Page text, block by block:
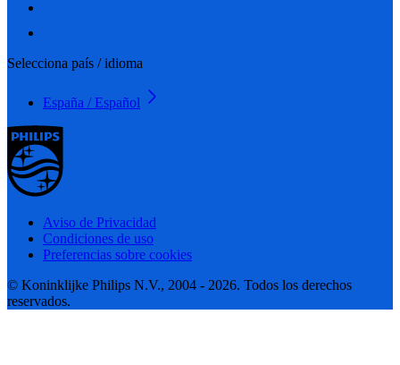
Selecciona país / idioma
España / Español
Aviso de Privacidad
Condiciones de uso
Preferencias sobre cookies
© Koninklijke Philips N.V., 2004 - 2026. Todos los derechos
reservados.